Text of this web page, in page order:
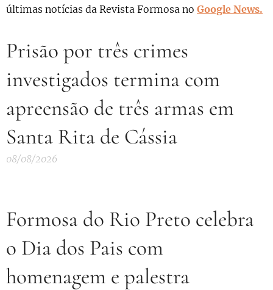
últimas notícias da Revista Formosa no Google News.
Prisão por três crimes
investigados termina com
apreensão de três armas em
Santa Rita de Cássia
08/08/2026
Formosa do Rio Preto celebra
o Dia dos Pais com
homenagem e palestra